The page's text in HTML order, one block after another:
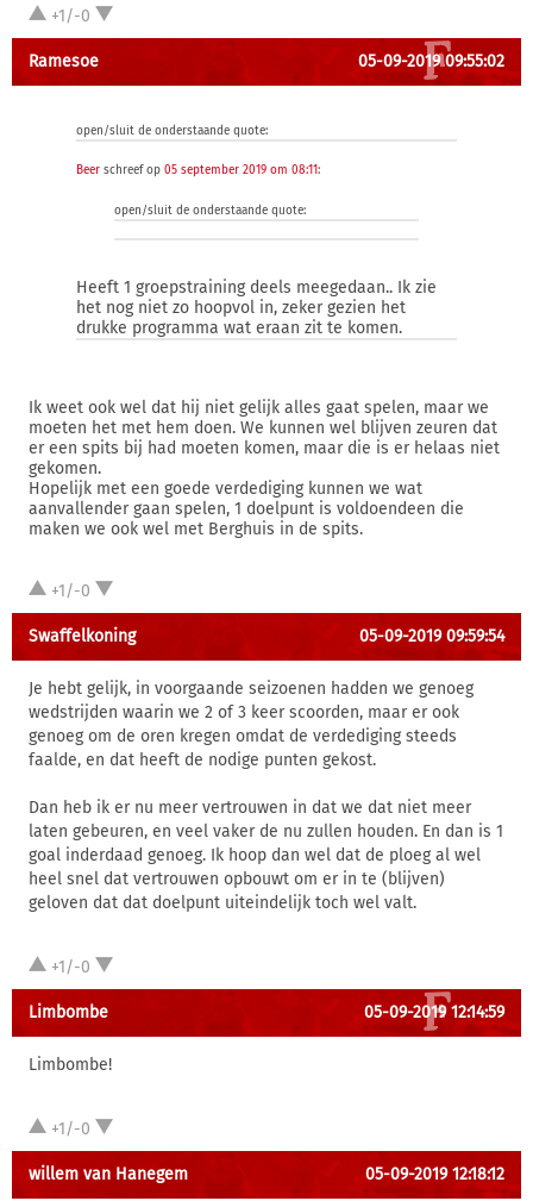
+1/-0
Ramesoe 05-09-2019 09:55:02
open/sluit de onderstaande quote:
Beer schreef op 05 september 2019 om 08:11:
open/sluit de onderstaande quote:
Heeft 1 groepstraining deels meegedaan.. Ik zie
het nog niet zo hoopvol in, zeker gezien het
drukke programma wat eraan zit te komen.
Ik weet ook wel dat hij niet gelijk alles gaat spelen, maar we
moeten het met hem doen. We kunnen wel blijven zeuren dat
er een spits bij had moeten komen, maar die is er helaas niet
gekomen.
Hopelijk met een goede verdediging kunnen we wat
aanvallender gaan spelen, 1 doelpunt is voldoendeen die
maken we ook wel met Berghuis in de spits.
+1/-0
Swaffelkoning 05-09-2019 09:59:54
Je hebt gelijk, in voorgaande seizoenen hadden we genoeg
wedstrijden waarin we 2 of 3 keer scoorden, maar er ook
genoeg om de oren kregen omdat de verdediging steeds
faalde, en dat heeft de nodige punten gekost.
Dan heb ik er nu meer vertrouwen in dat we dat niet meer
laten gebeuren, en veel vaker de nu zullen houden. En dan is 1
goal inderdaad genoeg. Ik hoop dan wel dat de ploeg al wel
heel snel dat vertrouwen opbouwt om er in te (blijven)
geloven dat dat doelpunt uiteindelijk toch wel valt.
+1/-0
Limbombe 05-09-2019 12:14:59
Limbombe!
+1/-0
willem van Hanegem 05-09-2019 12:18:12